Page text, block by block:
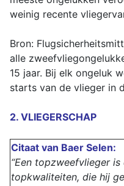
weinig recente
Bron:
alle
15 jaar. Bij elk ongeluk
starts van de vlieger in
2. VLIEGERSCHAP
Citaat van Baer Selen:
“Een topzweefvlieger
topkwaliteiten, die hij